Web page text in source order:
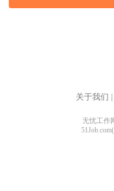
关于我们
无忧工作